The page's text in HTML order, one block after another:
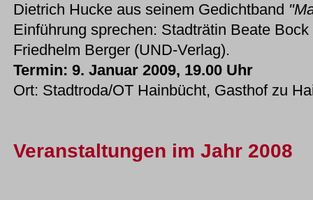
Dietrich Hucke aus seinem Gedichtband
Einführung sprechen: Stadträtin Beate
Friedhelm Berger (UND-Verlag).
Termin: 9. Januar 2009, 19.00 Uhr
Ort: Stadtroda/OT Hainbücht, Gasthof zu
Veranstaltungen im Jahr 2008